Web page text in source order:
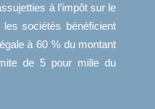
à l’impôt sur le
sociétés bénéficient
à 60 % du montant
de 5 pour mille du